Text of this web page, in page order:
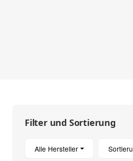
Filter und Sortierung
Alle Hersteller